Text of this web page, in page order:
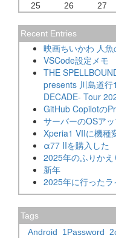
25
26 27
Recent Entries
映画ちいかわ 人
VSCode設定メモ
THE
presents 川島道行
DECADE- Tour
GitHub Copilotの
サーバーのOSア
Xperia1 VIIに機種
α77 IIを購入した
2025年のふりかえ
新年
2025年に行ったラ
Tags
Android
1Password